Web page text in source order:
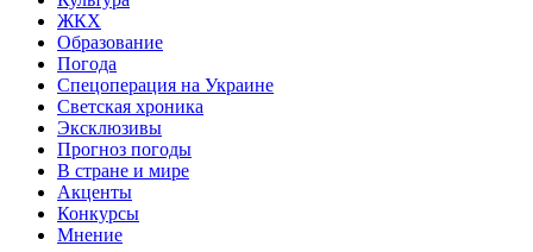
ЖКХ
Образование
Погода
Спецоперация на Украине
Светская хроника
Эксклюзивы
Прогноз погоды
В стране и мире
Акценты
Конкурсы
Мнение